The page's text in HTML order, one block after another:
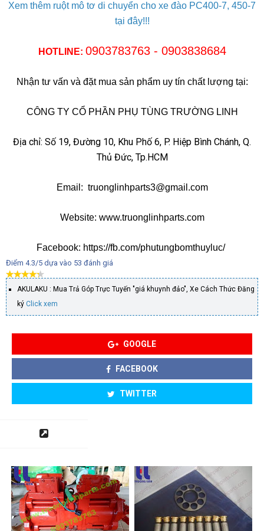
Xem thêm ruột mô tơ di chuyển cho xe đào PC400-7, 450-7
tại đây!!!
HOTLINE: 0903783763 - 0903838684
Nhận tư vấn và đặt mua sản phẩm uy tín chất lượng tại:
CÔNG TY CỔ PHẦN PHỤ TÙNG TRƯỜNG LINH
Địa chỉ: Số 19, Đường 10, Khu Phố 6, P. Hiệp Bình Chánh, Q.
Thủ Đức, Tp.HCM
Email: truonglinhparts3@gmail.com
Website: www.truonglinhparts.com
Facebook: https://fb.com/phutungbomthuyluc/
Điểm 4.3/5 dựa vào 53 đánh giá
AKULAKU : Mua Trả Góp Trực Tuyến "giá khuynh đảo", Xe Cách Thức Đăng
ký Click xem
GOOGLE
FACEBOOK
TWITTER